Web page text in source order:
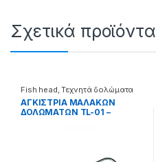
Σχετικά προϊόντα
Fish head ,Τεχνητά δολώματα
ΑΓΚΙΣΤΡΙΑ ΜΑΛΑΚΩΝ
ΔΟΛΩΜΑΤΩΝ TL-01 –